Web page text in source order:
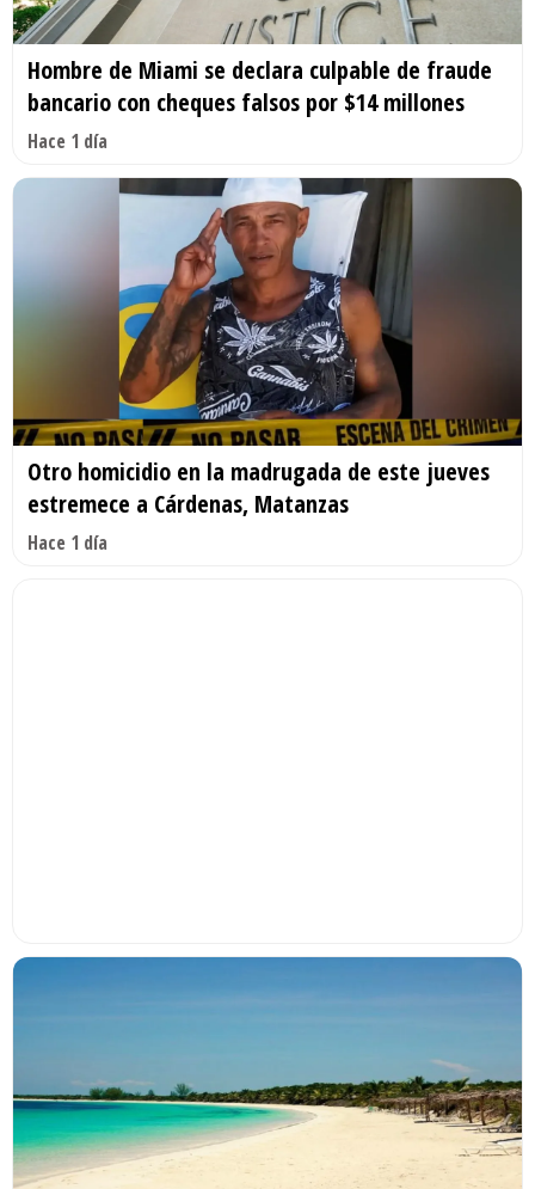
Hombre de Miami se declara culpable de fraude
bancario con cheques falsos por $14 millones
Hace 1 día
Otro homicidio en la madrugada de este jueves
estremece a Cárdenas, Matanzas
Hace 1 día